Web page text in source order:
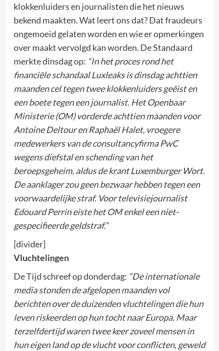
klokkenluiders en journalisten die het nieuws
bekend maakten. Wat leert ons dat? Dat fraudeurs
ongemoeid gelaten worden en wie er opmerkingen
over maakt vervolgd kan worden. De Standaard
merkte dinsdag op: “In het proces rond het
financiële schandaal Luxleaks is dinsdag achttien
maanden cel tegen twee klokkenluiders geëist en
een boete tegen een journalist. Het Openbaar
Ministerie (OM) vorderde achttien maanden voor
Antoine Deltour en Raphaël Halet, vroegere
medewerkers van de consultancyfirma PwC
wegens diefstal en schending van het
beroepsgeheim, aldus de krant Luxemburger Wort.
De aanklager zou geen bezwaar hebben tegen een
voorwaardelijke straf. Voor televisiejournalist
Edouard Perrin eiste het OM enkel een niet-
gespecifieerde geldstraf.”
[divider]
Vluchtelingen
De Tijd schreef op donderdag: “De internationale
media stonden de afgelopen maanden vol
berichten over de duizenden vluchtelingen die hun
leven riskeerden op hun tocht naar Europa. Maar
terzelfdertijd waren twee keer zoveel mensen in
hun eigen land op de vlucht voor conflicten, geweld